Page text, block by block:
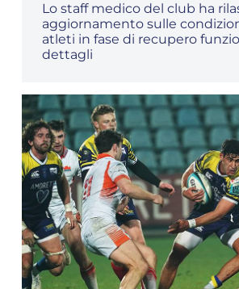
Lo staff medico del club ha
aggiornamento sulle
atleti in fase di recupero
dettagli